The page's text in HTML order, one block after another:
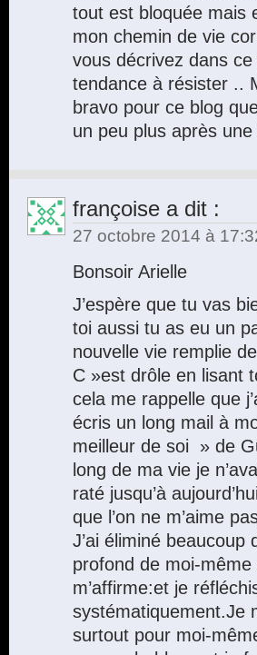
tout est bloquée mais
mon chemin de vie
vous décrivez dans ce
tendance à résister ..
bravo pour ce blog
un peu plus après
françoise a dit :
27 octobre 2014 à
Bonsoir Arielle
J’espère que tu vas
toi aussi tu as eu un
nouvelle vie remplie
C »est drôle en lisant
cela me rappelle que
écris un long mail à
meilleur de soi » de
long de ma vie je
raté jusqu’à
que l’on ne m’aime
J’ai éliminé
profond de moi-même
m’affirme:et je
systématiquement.Je
surtout pour moi-